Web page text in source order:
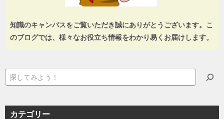
知識のキャンバスをご覧いただき誠にありがとうございます。こ
のブログでは、様々なお役立ち情報をわかり易くお届けします。
検
索
カテゴリー